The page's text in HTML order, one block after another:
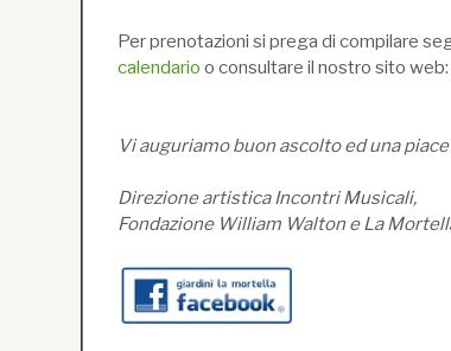
Per prenotazioni si prega di compilare
calendario o consultare il nostro sito
Vi auguriamo buon ascolto ed una
Direzione artistica Incontri Musicali,
Fondazione William Walton e La